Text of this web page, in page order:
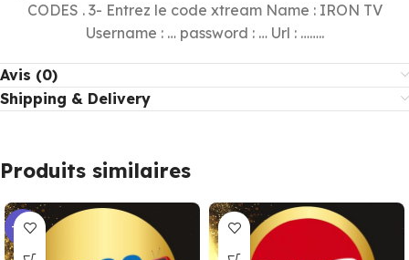
CODES . 3- Entrez le code xtream Name : IRON TV
Username : … password : … Url : ……..
Avis (0)
Shipping & Delivery
Produits similaires
-15%